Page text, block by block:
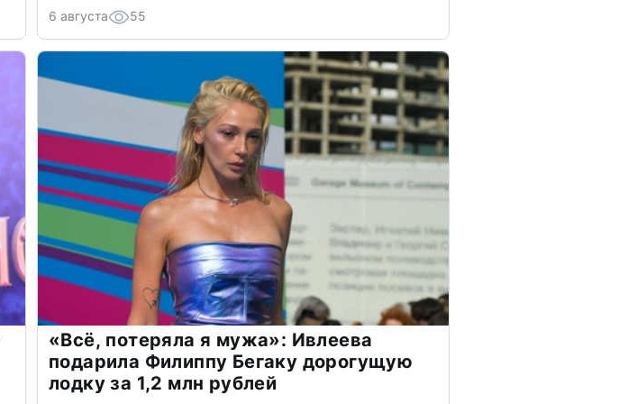
6 августа 55
«Всё, потеряла я мужа»: Ивлеева
подарила Филиппу Бегаку дорогущую
лодку за 1,2 млн рублей